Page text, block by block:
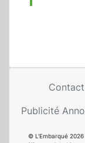
Contact
Publicité
© L'Embarqué 2026